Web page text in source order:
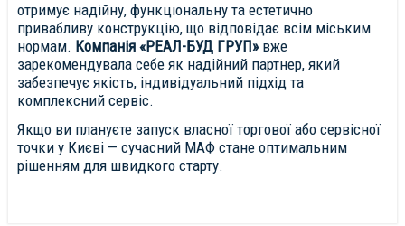
отримує надійну, функціональну та естетично
привабливу конструкцію, що відповідає всім міським
нормам. Компанія «РЕАЛ-БУД ГРУП»вже
зарекомендувала себе як надійний партнер, який
забезпечує якість, індивідуальний підхід та
комплексний сервіс.
Якщо ви плануєте запуск власної торгової або сервісної
точки у Києві — сучасний МАФ стане оптимальним
рішенням для швидкого старту.